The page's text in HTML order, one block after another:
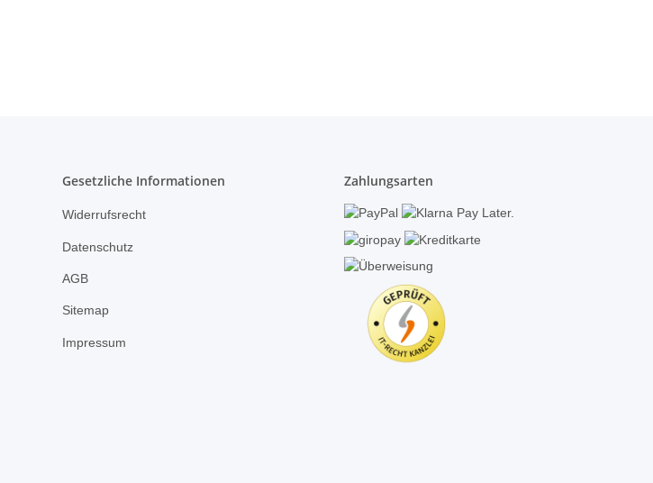
Gesetzliche Informationen
Widerrufsrecht
Datenschutz
AGB
Sitemap
Impressum
Zahlungsarten